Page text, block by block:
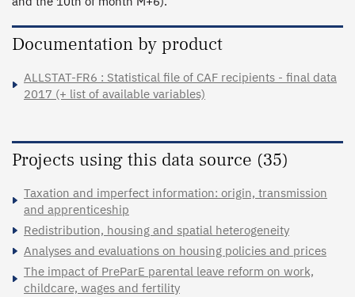
Documentation by product
ALLSTAT-FR6 : Statistical file of CAF recipients - final data
2017 (+ list of available variables)
Projects using this data source (35)
Taxation and imperfect information: origin, transmission
and apprenticeship
Redistribution, housing and spatial heterogeneity
Analyses and evaluations on housing policies and prices
The impact of PreParE parental leave reform on work,
childcare, wages and fertility